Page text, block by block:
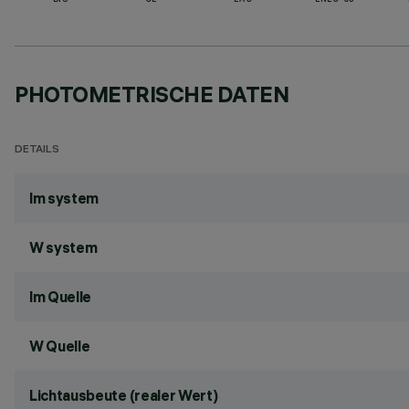
PHOTOMETRISCHE DATEN
DETAILS
lm system
W system
lm Quelle
W Quelle
Lichtausbeute (realer Wert)